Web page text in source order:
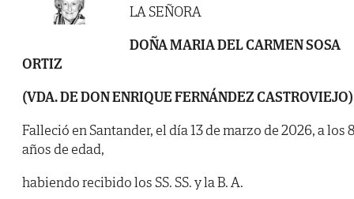
LA SEÑORA
DOÑA MARIA DEL CARMEN SOSA
ORTIZ
(VDA. DE DON ENRIQUE FERNÁNDEZ CASTROVIEJO)
Falleció en Santander, el día 13 de marzo de 2026, a los
años de edad,
habiendo recibido los SS. SS. y la B. A.